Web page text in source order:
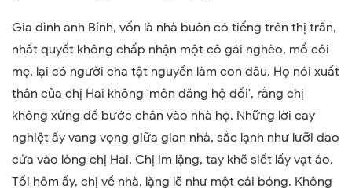
Gia đình anh Bính, vốn là nhà buôn có tiếng trên thị trấn,
nhất quyết không chấp nhận một cô gái nghèo, mồ côi
mẹ, lại có người cha tật nguyền làm con dâu. Họ nói xuất
thân của chị Hai không 'môn đăng hộ đối', rằng chị
không xứng để bước chân vào nhà họ. Những lời cay
nghiệt ấy vang vọng giữa gian nhà, sắc lạnh như lưỡi dao
cứa vào lòng chị Hai. Chị im lặng, tay khẽ siết lấy vạt áo.
Tối hôm ấy, chị về nhà, lặng lẽ như một cái bóng. Không